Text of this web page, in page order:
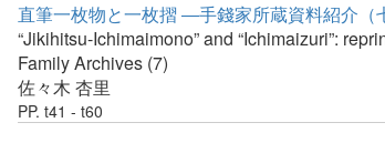
直筆一枚物と一枚摺 ―手錢家所蔵資料紹介
“Jikihitsu-Ichimaimono” and “Ichimaizuri”:
Family Archives (7)
佐々木 杏里
PP. t41 - t60